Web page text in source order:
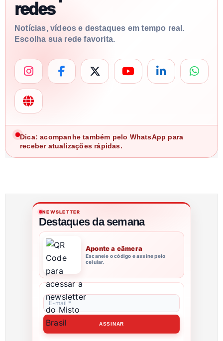
redes
Notícias, vídeos e destaques em tempo real.
Escolha sua rede favorita.
Dica: acompanhe também pelo WhatsApp para
receber atualizações rápidas.
NEWSLETTER
Destaques da semana
Aponte a câmera
Escaneie o código e assine pelo
celular.